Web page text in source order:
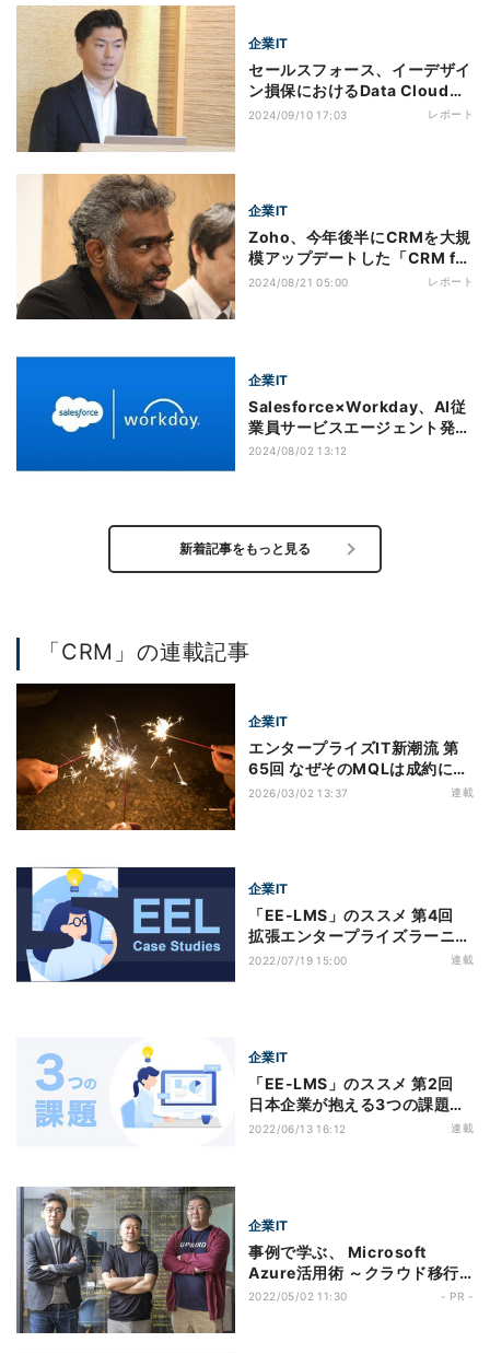
わせの処理速度も改善
企業IT
セールスフォース、イーデザイ
ン損保におけるData Cloudの
活用事例を紹介
2024/09/10 17:03 レポート
企業IT
Zoho、今年後半にCRMを大規
模アップデートした「CRM for
Everyone」を提供
2024/08/21 05:00 レポート
企業IT
Salesforce×Workday、AI従
業員サービスエージェント発
表‐戦略的パートナーシップ締
2024/08/02 13:12
新着記事をもっと見る
「CRM」の連載記事
企業IT
エンタープライズIT新潮流 第
65回 なぜそのMQLは成約にな
らないのか？ - その2
2026/03/02 13:37 連載
企業IT
「EE-LMS」のススメ 第4回
拡張エンタープライズラーニン
グの実践例5選
2022/07/19 15:00 連載
企業IT
「EE-LMS」のススメ 第2回
日本企業が抱える3つの課題に
効く「拡張エンタープライズラ
2022/06/13 16:12 連載
企業IT
事例で学ぶ、 Microsoft
Azure活用術 ～クラウド移行
編～ 第191回 国内外のエンタ
2022/05/02 11:30 - PR -